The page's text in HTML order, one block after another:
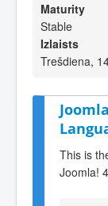
Maturity
Stable
Izlaists
Trešdiena,
This is
Joomla!